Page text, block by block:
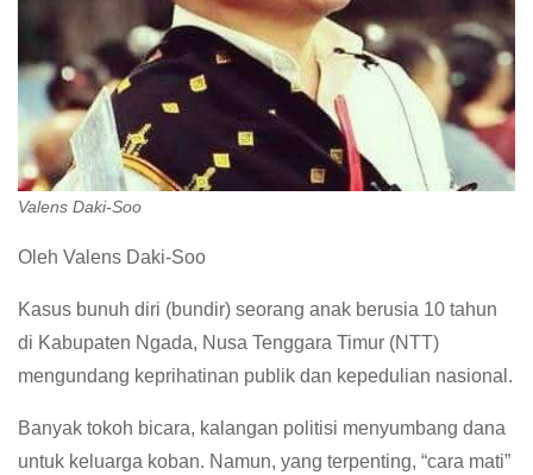
Valens Daki-Soo
Oleh Valens Daki-Soo
Kasus bunuh diri (bundir) seorang anak berusia 10 tahun
di Kabupaten Ngada, Nusa Tenggara Timur (NTT)
mengundang keprihatinan publik dan kepedulian nasional.
Banyak tokoh bicara, kalangan politisi menyumbang dana
untuk keluarga koban. Namun, yang terpenting, “cara mati”